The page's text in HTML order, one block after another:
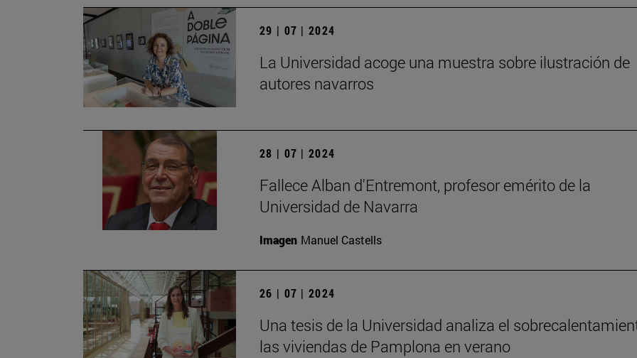
29 | 07 | 2024
La Universidad acoge una muestra sobre ilustración de
autores navarros
28 | 07 | 2024
Fallece Alban d'Entremont, profesor emérito de la
Universidad de Navarra
Imagen Manuel Castells
26 | 07 | 2024
Una tesis de la Universidad analiza el
las viviendas de Pamplona en verano